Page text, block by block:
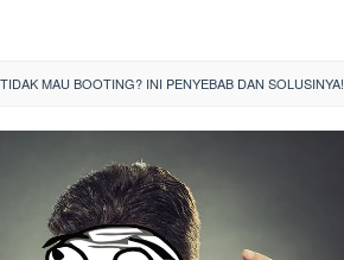
MAU BOOTING? INI PENYEBAB DAN SOLUSINYA!